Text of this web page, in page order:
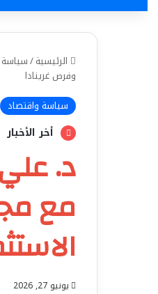
الرئيسية/سياسة
وفرص غرينادا
سياسة واقتصاد
أخر الأخبار
د.
يونيو 27, 2026